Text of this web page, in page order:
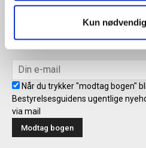
Kun
Modtag
Når du trykker "modtag bogen"
Bestyrelsesguidens ugentlige
via mail